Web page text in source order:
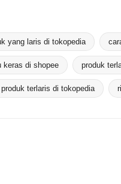
yang laris di tokopedia
keras di shopee produk
terlaris di tokopedia